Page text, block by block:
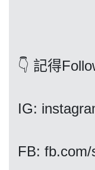
👇 記得
IG:
FB: